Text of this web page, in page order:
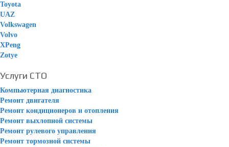
Toyota
UAZ
Volkswagen
Volvo
XPeng
Zotye
Услуги СТО
Компьютерная диагностика
Ремонт двигателя
Ремонт кондиционеров и отопления
Ремонт выхлопной системы
Ремонт рулевого управления
Ремонт тормозной системы